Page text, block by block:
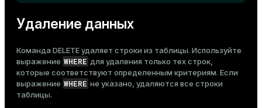
Удаление данных
Команда DELETEудаляет строки из таблицы. Используйте
выражение WHERE для удаления только тех строк,
которые соответствуют определенным критериям. Если
выражение WHERE не указано, удаляются все строки
таблицы.